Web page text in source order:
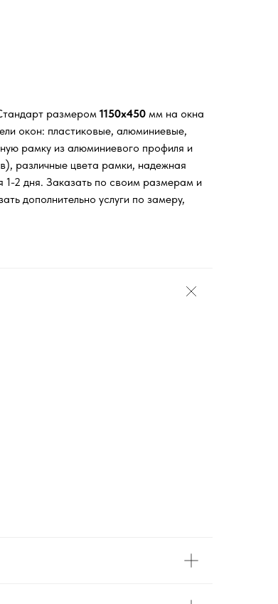
размером 1150х450 мм на окна
окон: пластиковые, алюминиевые,
рамку из алюминиевого профиля и
различные цвета рамки, надежная
1-2 дня. Заказать по своим размерам и
дополнительно услуги по замеру,